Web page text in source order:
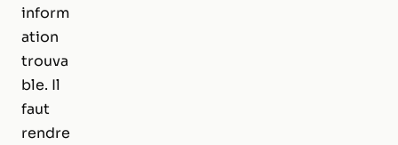
inform
ation
trouva
ble. Il
faut
rendre